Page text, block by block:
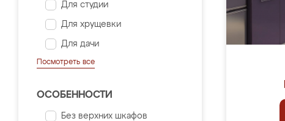
Для студии
Для хрущевки
Для дачи
Посмотреть все
ОСОБЕННОСТИ
Без верхних шкафов